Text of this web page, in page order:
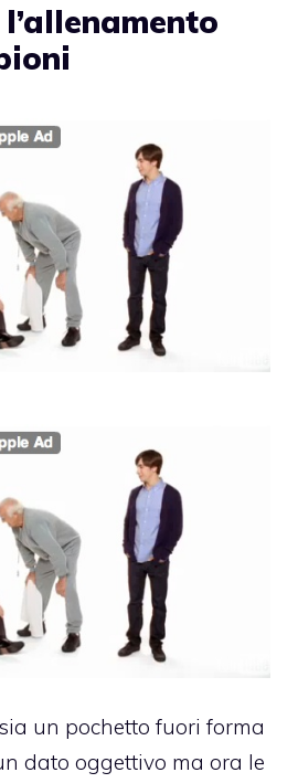
un pochetto fuori forma
dato oggettivo ma ora le